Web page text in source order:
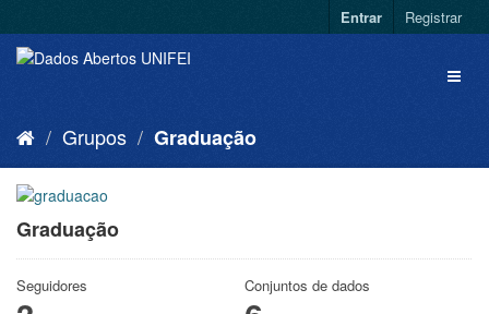
Entrar Registrar
Grupos Graduação
Graduação
Seguidores Conjuntos de dados